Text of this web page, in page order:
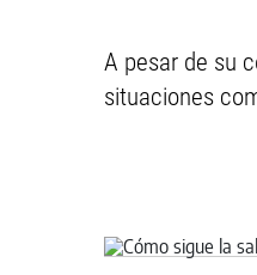
A pesar de su
situaciones